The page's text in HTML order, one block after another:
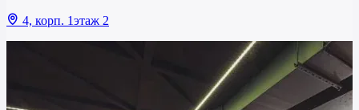
4, корп. 1этаж 2